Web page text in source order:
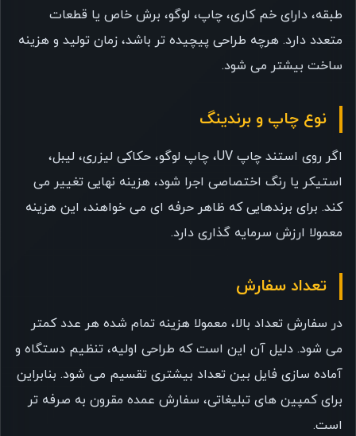
طبقه، دارای خم کاری، چاپ، لوگو، برش خاص یا قطعات
متعدد دارد. هرچه طراحی پیچیده تر باشد، زمان تولید و هزینه
ساخت بیشتر می شود.
نوع چاپ و برندینگ
اگر روی استند چاپ UV، چاپ لوگو، حکاکی لیزری، لیبل،
استیکر یا رنگ اختصاصی اجرا شود، هزینه نهایی تغییر می
کند. برای برندهایی که ظاهر حرفه ای می خواهند، این هزینه
معمولا ارزش سرمایه گذاری دارد.
تعداد سفارش
در سفارش تعداد بالا، معمولا هزینه تمام شده هر عدد کمتر
می شود. دلیل آن این است که طراحی اولیه، تنظیم دستگاه و
آماده سازی فایل بین تعداد بیشتری تقسیم می شود. بنابراین
برای کمپین های تبلیغاتی، سفارش عمده مقرون به صرفه تر
است.